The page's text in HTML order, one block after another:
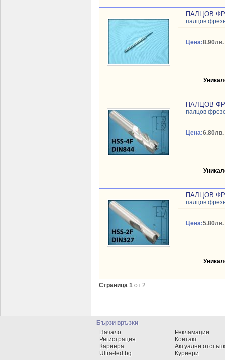
ПАЛЦОВ
палцов
Цена:8.90лв.
ПАЛЦОВ
палцов
Цена:6.80лв.
ПАЛЦОВ
палцов
Цена:5.80лв.
Страница 1 от 2
Бързи връзки
Начало
Рекламации
Регистрация
Контакт
Кариера
Актуални
Ultra-led.bg
Куриери